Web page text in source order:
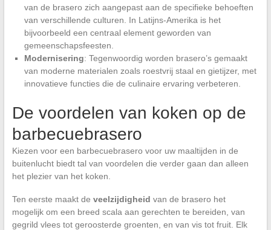
van de brasero zich aangepast aan de specifieke behoeften
van verschillende culturen. In Latijns-Amerika is het
bijvoorbeeld een centraal element geworden van
gemeenschapsfeesten.
Modernisering: Tegenwoordig worden brasero’s gemaakt
van moderne materialen zoals roestvrij staal en gietijzer, met
innovatieve functies die de culinaire ervaring verbeteren.
De voordelen van koken op de
barbecuebrasero
Kiezen voor een barbecuebrasero voor uw maaltijden in de
buitenlucht biedt tal van voordelen die verder gaan dan alleen
het plezier van het koken.
Ten eerste maakt de veelzijdigheid van de brasero het
mogelijk om een breed scala aan gerechten te bereiden, van
gegrild vlees tot geroosterde groenten, en van vis tot fruit. Elk